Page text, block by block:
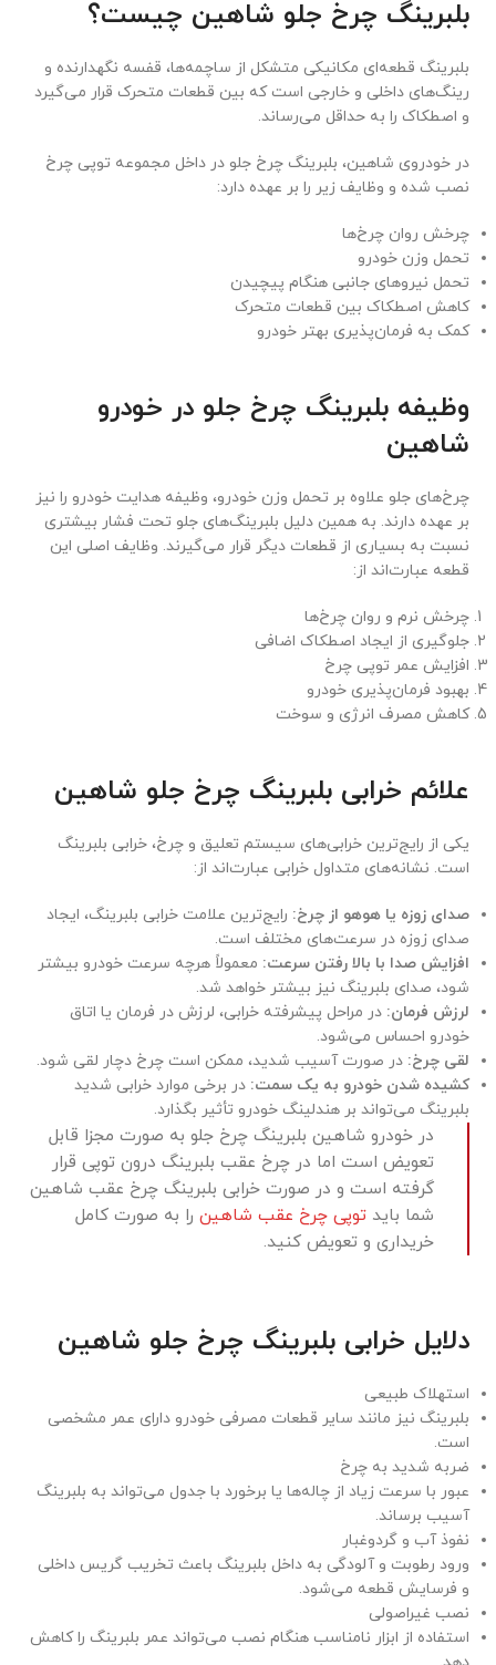
بلبرینگ چرخ جلو شاهین چیست؟
بلبرینگ قطعه‌ای مکانیکی متشکل از ساچمه‌ها، قفسه نگهدارنده و
رینگ‌های داخلی و خارجی است که بین قطعات متحرک قرار می‌گیرد
و اصطکاک را به حداقل می‌رساند.
در خودروی شاهین، بلبرینگ چرخ جلو در داخل مجموعه توپی چرخ
نصب شده و وظایف زیر را بر عهده دارد:
چرخش روان چرخ‌ها
تحمل وزن خودرو
تحمل نیروهای جانبی هنگام پیچیدن
کاهش اصطکاک بین قطعات متحرک
کمک به فرمان‌پذیری بهتر خودرو
وظیفه بلبرینگ چرخ جلو در خودرو
شاهین
چرخ‌های جلو علاوه بر تحمل وزن خودرو، وظیفه هدایت خودرو را نیز
بر عهده دارند. به همین دلیل بلبرینگ‌های جلو تحت فشار بیشتری
نسبت به بسیاری از قطعات دیگر قرار می‌گیرند. وظایف اصلی این
قطعه عبارت‌اند از:
چرخش نرم و روان چرخ‌ها
جلوگیری از ایجاد اصطکاک اضافی
افزایش عمر توپی چرخ
بهبود فرمان‌پذیری خودرو
کاهش مصرف انرژی و سوخت
علائم خرابی بلبرینگ چرخ جلو شاهین
یکی از رایج‌ترین خرابی‌های سیستم تعلیق و چرخ، خرابی بلبرینگ
است. نشانه‌های متداول خرابی عبارت‌اند از:
صدای زوزه یا هوهو از چرخ: رایج‌ترین علامت خرابی بلبرینگ، ایجاد
صدای زوزه در سرعت‌های مختلف است.
افزایش صدا با بالا رفتن سرعت: معمولاً هرچه سرعت خودرو بیشتر
شود، صدای بلبرینگ نیز بیشتر خواهد شد.
لرزش فرمان: در مراحل پیشرفته خرابی، لرزش در فرمان یا اتاق
خودرو احساس می‌شود.
لقی چرخ: در صورت آسیب شدید، ممکن است چرخ دچار لقی شود.
کشیده شدن خودرو به یک سمت: در برخی موارد خرابی شدید
بلبرینگ می‌تواند بر هندلینگ خودرو تأثیر بگذارد.
در خودرو شاهین بلبرینگ چرخ جلو به صورت مجزا قابل
تعویض است اما در چرخ عقب بلبرینگ درون توپی قرار
گرفته است و در صورت خرابی بلبرینگ چرخ عقب شاهین
شما باید توپی چرخ عقب شاهین را به صورت کامل
خریداری و تعویض کنید.
دلایل خرابی بلبرینگ چرخ جلو شاهین
استهلاک طبیعی
بلبرینگ نیز مانند سایر قطعات مصرفی خودرو دارای عمر مشخصی
است.
ضربه شدید به چرخ
عبور با سرعت زیاد از چاله‌ها یا برخورد با جدول می‌تواند به بلبرینگ
آسیب برساند.
نفوذ آب و گردوغبار
ورود رطوبت و آلودگی به داخل بلبرینگ باعث تخریب گریس داخلی
و فرسایش قطعه می‌شود.
نصب غیراصولی
استفاده از ابزار نامناسب هنگام نصب می‌تواند عمر بلبرینگ را کاهش